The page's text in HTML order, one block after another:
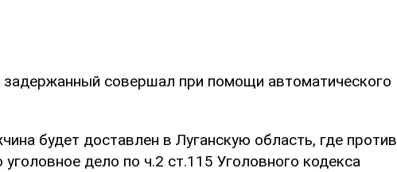
задержанный совершал при помощи автоматического
будет доставлен в Луганскую область, где против
дело по ч.2 ст.115 Уголовного кодекса